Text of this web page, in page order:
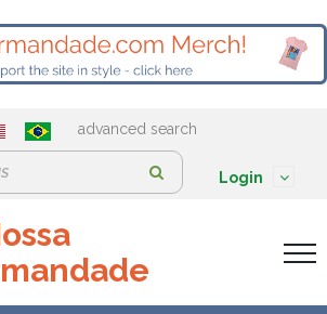
advanced search
e
a
r
Login